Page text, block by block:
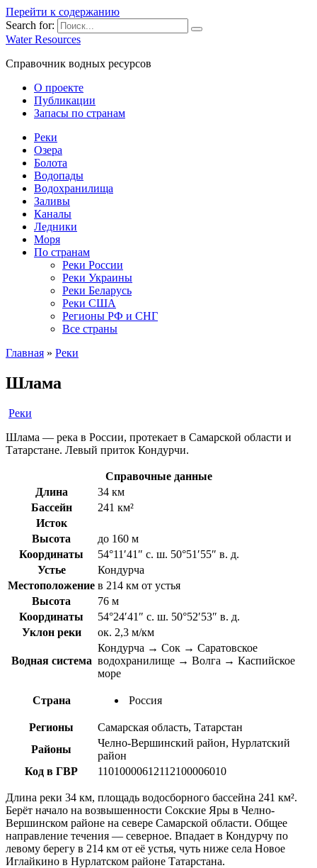
Перейти к содержанию
Search for:
Water Resources
Справочник водных ресурсов
О проекте
Публикации
Запасы по странам
Реки
Озера
Болота
Водопады
Водохранилища
Заливы
Каналы
Ледники
Моря
По странам
Реки России
Реки Украины
Реки Беларусь
Реки США
Регионы РФ и СНГ
Все страны
Главная » Реки
Шлама
Реки
Шлама — река в России, протекает в Самарской области и
Татарстане. Левый приток Кондурчи.
Справочные данные
Длина
34 км
Бассейн
241 км²
Исток
Высота
до 160 м
Координаты
54°11′41″ с. ш. 50°51′55″ в. д.
Устье
Кондурча
Местоположение в 214 км от устья
Высота
76 м
Координаты
54°24′41″ с. ш. 50°52′53″ в. д.
Уклон реки
ок. 2,3 м/км
Водная система
Кондурча → Сок → Саратовское
водохранилище → Волга → Каспийское
море
Страна Россия
Регионы
Самарская область, Татарстан
Районы
Челно-Вершинский район, Нурлатский
район
Код в ГВР
11010000612112100006010
Длина реки 34 км, площадь водосборного бассейна 241 км².
Берёт начало на возвышенности Сокские Яры в Челно-
Вершинском районе на севере Самарской области. Общее
направление течения — северное. Впадает в Кондурчу по
левому берегу в 214 км от её устья, чуть ниже села Новое
Иглайкино в Нурлатском районе Татарстана.